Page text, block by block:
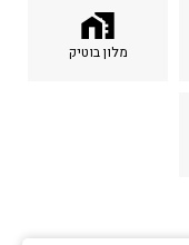
home_work
מלון בוטיק